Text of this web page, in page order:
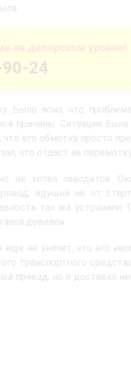
на дилерском уровне!
24
Было ясно, что
причины. Ситуация
его обмотка просто
что отдаст на
не хотел заводится.
идущий не от
так же устранили.
доволен.
не значит, что его
транспортного
приезд, но и доставка